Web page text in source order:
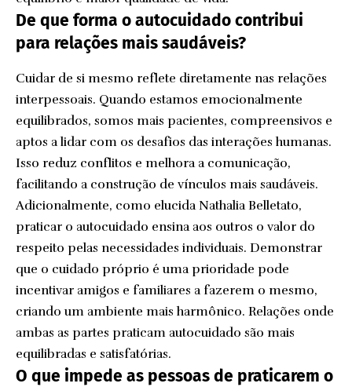
De que forma o autocuidado contribui
para relações mais saudáveis?
Cuidar de si mesmo reflete diretamente nas relações
interpessoais. Quando estamos emocionalmente
equilibrados, somos mais pacientes, compreensivos e
aptos a lidar com os desafios das interações humanas.
Isso reduz conflitos e melhora a comunicação,
facilitando a construção de vínculos mais saudáveis.
Adicionalmente, como elucida Nathalia Belletato,
praticar o autocuidado ensina aos outros o valor do
respeito pelas necessidades individuais. Demonstrar
que o cuidado próprio é uma prioridade pode
incentivar amigos e familiares a fazerem o mesmo,
criando um ambiente mais harmônico. Relações onde
ambas as partes praticam autocuidado são mais
equilibradas e satisfatórias.
O que impede as pessoas de praticarem o